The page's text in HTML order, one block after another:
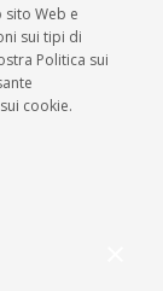
Web e
sui tipi di
Politica sui
cookie.